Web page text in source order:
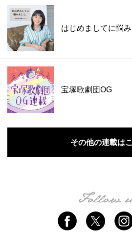
はじめましてに悩み
宝塚歌劇団OG
その他の連載は